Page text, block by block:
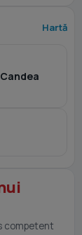
Hartă
competent